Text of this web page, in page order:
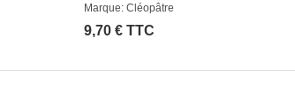
Marque: Cléopâtre
9,70 € TTC